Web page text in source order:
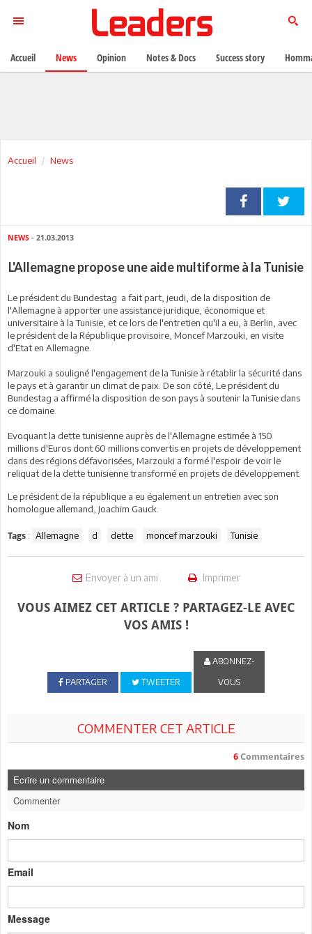
Accueil News
NEWS - 21.03.2013
L'Allemagne propose une aide multiforme à la Tunisie
Le président du Bundestag a fait part, jeudi, de la disposition de
l'Allemagne à apporter une assistance juridique, économique et
universitaire à la Tunisie, et ce lors de l'entretien qu'il a eu, à Berlin, avec
le président de la République provisoire, Moncef Marzouki, en visite
d'Etat en Allemagne.
Marzouki a souligné l'engagement de la Tunisie à rétablir la sécurité dans
le pays et à garantir un climat de paix. De son côté, Le président du
Bundestag a affirmé la disposition de son pays à soutenir la Tunisie dans
ce domaine.
Evoquant la dette tunisienne auprès de l'Allemagne estimée à 150
millions d'Euros dont 60 millions convertis en projets de développement
dans des régions défavorisées, Marzouki a formé l'espoir de voir le
reliquat de la dette tunisienne transformé en projets de développement.
Le président de la république a eu également un entretien avec son
homologue allemand, Joachim Gauck.
Tags : Allemagne d dette moncef marzouki Tunisie
Envoyer à un ami Imprimer
VOUS AIMEZ CET ARTICLE ? PARTAGEZ-LE AVEC
VOS AMIS !
PARTAGER TWEETER
ABONNEZ-
VOUS
COMMENTER CET ARTICLE
6 Commentaires
Ecrire un commentaire
Commenter
Nom
Email
Message
Accueil News Opinion Notes & Docs Success story